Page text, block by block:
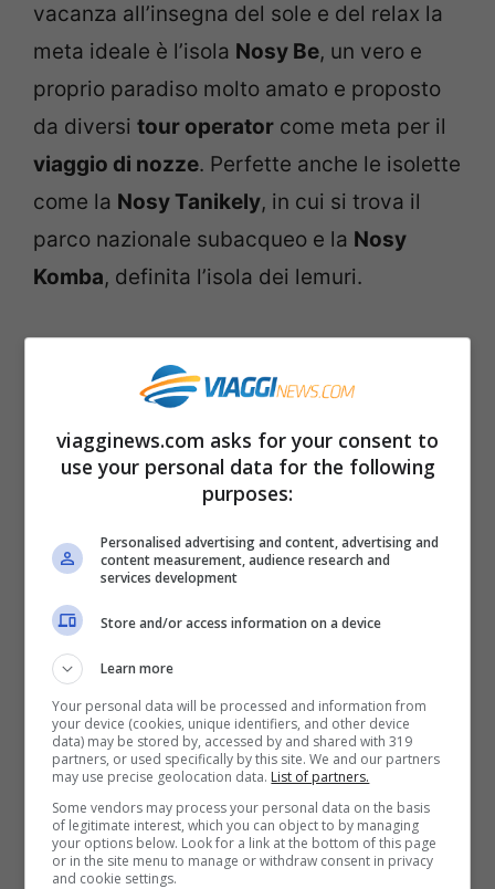
vacanza all’insegna del sole e del relax la
meta ideale è l’isola Nosy Be, un vero e
proprio paradiso molto amato e proposto
da diversi tour operator come meta per il
viaggio di nozze. Perfette anche le isolette
come la Nosy Tanikely, in cui si trova il
parco nazionale subacqueo e la Nosy
Komba, definita l’isola dei lemuri.
Per chi vuole un’esperienza che sia
soprattutto un viaggio e non una semplice
del Madagascar grazie ai tour organizzati
dagli operatori turistici. Un modo
affascinante per entrare in contatto con un
mondo completamente diverso dal
contesto occidentale, tra la grande
ospitalità della popolazione, le
locali
L’aspetto naturistico è perfettamente
rappresentato da questa isola che, grazie
al distaccamento primordiale
dall’Africa, ha reso il Madagascar un
viagginews.com asks for your consent to
use your personal data for the following
purposes:
Personalised advertising and content, advertising and
content measurement, audience research and
services development
Store and/or access information on a device
Learn more
Your personal data will be processed and information from
your device (cookies, unique identifiers, and other device
data) may be stored by, accessed by and shared with 319
partners, or used specifically by this site. We and our partners
may use precise geolocation data. List of partners.
Some vendors may process your personal data on the basis
of legitimate interest, which you can object to by managing
your options below. Look for a link at the bottom of this page
or in the site menu to manage or withdraw consent in privacy
and cookie settings.